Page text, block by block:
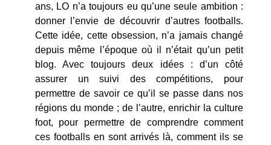
ans, LO n’a toujours eu qu’une seule ambition :
donner l’envie de découvrir d’autres footballs.
Cette idée, cette obsession, n’a jamais changé
depuis même l’époque où il n’était qu’un petit
blog. Avec toujours deux idées : d’un côté
assurer un suivi des compétitions, pour
permettre de savoir ce qu’il se passe dans nos
régions du monde ; de l’autre, enrichir la culture
foot, pour permettre de comprendre comment
ces footballs en sont arrivés là, comment ils se